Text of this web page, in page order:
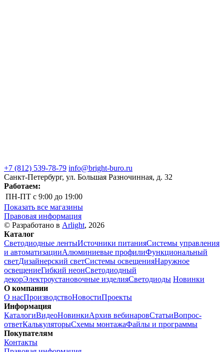
+7 (812) 539-78-79 info@bright-buro.ru
Санкт-Петербург, ул. Большая Разночинная, д. 32
Работаем:
ПН-ПТ с 9:00 до 19:00
Показать все магазины
Правовая информация
© Разработано в Arlight, 2026
Каталог
Светодиодные лентыИсточники питанияСистемы управления
и автоматизацииАлюминиевые профилиФункциональный
светДизайнерский светСистемы освещенияНаружное
освещениеГибкий неонСветодиодный
декорЭлектроустановочные изделияСветодиоды Новинки
О компании
О насПроизводствоНовостиПроекты
Информация
КаталогиВидеоНовинкиАрхив вебинаровСтатьиВопрос-
ответКалькуляторыСхемы монтажаФайлы и программы
Покупателям
Контакты